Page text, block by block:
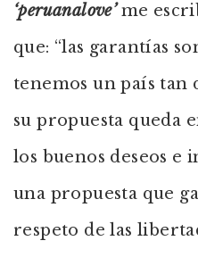
‘peruanalove’ me
que: “las garantías
tenemos un país tan
su propuesta queda
los buenos deseos e
una propuesta que
respeto de las